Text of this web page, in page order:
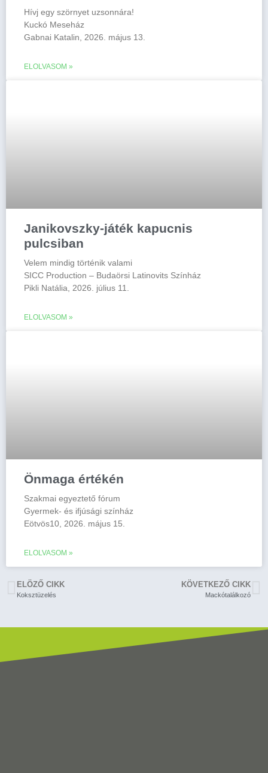
Hívj egy szörnyet uzsonnára!
Kuckó Meseház
Gabnai Katalin, 2026. május 13.
ELOLVASOM »
Janikovszky-játék kapucnis
pulcsiban
Velem mindig történik valami
SICC Production – Budaörsi Latinovits Színház
Pikli Natália, 2026. július 11.
ELOLVASOM »
Önmaga értékén
Szakmai egyeztető fórum
Gyermek- és ifjúsági színház
Eötvös10, 2026. május 15.
ELOLVASOM »
ELÖZŐ CIKK
Koksztüzelés
KÖVETKEZŐ CIKK
Mackótalálkozó